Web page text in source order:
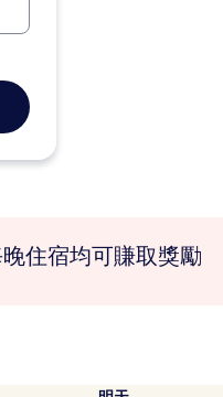
住宿均可賺取獎勵